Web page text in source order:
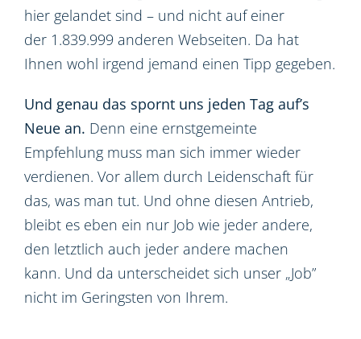
hier gelandet sind – und nicht auf einer
der 1.839.999 anderen Webseiten. Da hat
Ihnen wohl irgend jemand einen Tipp gegeben.
Und genau das spornt uns jeden Tag auf’s
Neue an. Denn eine ernstgemeinte
Empfehlung muss man sich immer wieder
verdienen. Vor allem durch Leidenschaft für
das, was man tut. Und ohne diesen Antrieb,
bleibt es eben ein nur Job wie jeder andere,
den letztlich auch jeder andere machen
kann. Und da unterscheidet sich unser „Job”
nicht im Geringsten von Ihrem.